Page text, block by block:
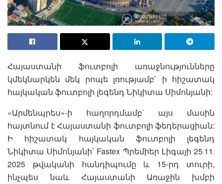
Հայաստանի ֆուտբոլի առաջնությունները
կմեկնարկեն մեկ րոպե լռությամբ` ի հիշատակ
հայկական ֆուտբոլի լեգենդ Նիկիտա Սիմոնյանի:
«Արմենպրես»-ի հաղորդմամբ` այս մասին
հայտնում է Հայաստանի ֆուտբոլի ֆեդերացիան:
Ի հիշատակ հայկական ֆուտբոլի լեգենդ
Նիկիտա Սիմոնյանի՝ Fastex Պրեմիեր Լիգայի 25․11․
2025 թվականի հանդիպումը և 15-րդ տուրի,
ինչպես նաև Հայաստանի Առաջին խմբի